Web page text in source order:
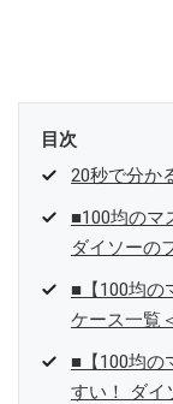
目次
20秒で分か
■100均のマ
ダイソーの
■【100均の
ケース一覧
■【100均の
すい！ ダイ